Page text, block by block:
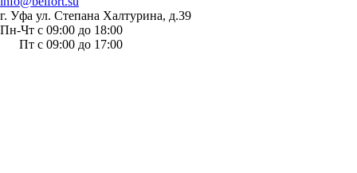
г. Уфа ул. Степана Халтурина, д.39
Пн-Чт с 09:00 до 18:00
Пт с 09:00 до 17:00